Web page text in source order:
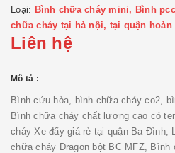
Loại: Bình chữa cháy mini, Bình
chữa cháy tại hà nội, tại quận hoàn
Liên hệ
Mô tả :
Bình cứu hỏa, bình chữa cháy co2,
Bình chữa cháy chất lượng cao có
cháy Xe đẩy giá rẻ tại quận Ba Đình,
chữa cháy Dragon bột BC MFZ,